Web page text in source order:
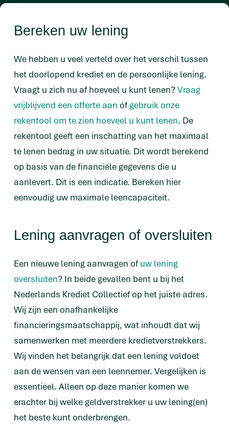
Bereken uw lening
We hebben u veel verteld over het verschil tussen
het doorlopend krediet en de persoonlijke lening.
Vraagt u zich nu af hoeveel u kunt lenen?Vraag
vrijblijvend een offerte aan ófgebruik onze
rekentool om te zien hoeveel u kunt lenen. De
rekentool geeft een inschatting van het maximaal
te lenen bedrag in uw situatie. Dit wordt berekend
op basis van de financiële gegevens die u
aanlevert. Dit is een indicatie. Bereken hier
eenvoudig uw maximale leencapaciteit.
Lening aanvragen of oversluiten
Een nieuwe lening aanvragen ofuw lening
oversluiten? In beide gevallen bent u bij het
Nederlands Krediet Collectief op het juiste adres.
Wij zijn een onafhankelijke
financieringsmaatschappij, wat inhoudt dat wij
samenwerken met meerdere kredietverstrekkers.
Wij vinden het belangrijk dat een lening voldoet
aan de wensen van een leennemer. Vergelijken is
essentieel. Alleen op deze manier komen we
erachter bij welke geldverstrekker u uw lening(en)
het beste kunt onderbrengen.